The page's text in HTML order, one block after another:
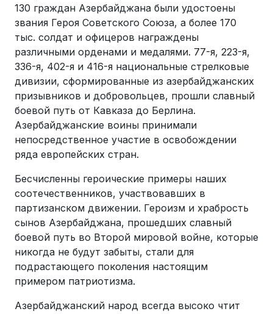
130 граждан Азербайджана были удостоены
звания Героя Советского Союза, а более 170
тыс. солдат и офицеров награждены
различными орденами и медалями. 77-я, 223-я,
336-я, 402-я и 416-я национальные стрелковые
дивизии, сформированные из азербайджанских
призывников и добровольцев, прошли славный
боевой путь от Кавказа до Берлина.
Азербайджанcкие воины принимали
непосредственное участие в освобождении
ряда европейских стран.
Бесчисленны героические примеры наших
соотечественников, участвовавших в
партизанском движении. Героизм и храбрость
сынов Азербайджана, прошедших славный
боевой путь во Второй мировой войне, которые
никогда не будут забыты, стали для
подрастающего поколения настоящим
примером патриотизма.
Азербайджанский народ всегда высоко чтит